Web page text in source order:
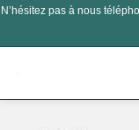
N’hésitez pas à nous